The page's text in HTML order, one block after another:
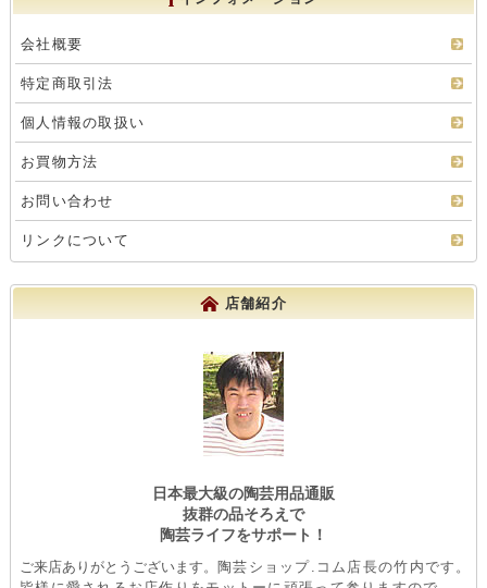
会社概要
特定商取引法
個人情報の取扱い
お買物方法
お問い合わせ
リンクについて
店舗紹介
日本最大級の陶芸用品通販
抜群の品そろえで
陶芸ライフをサポート！
ご来店ありがとうございます。 陶芸ショップ.コム店長の竹内です。